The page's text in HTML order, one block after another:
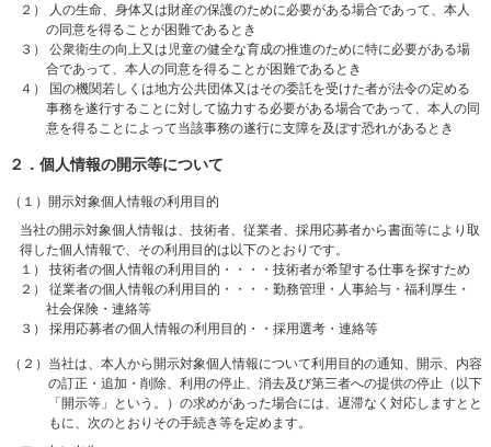
２） 人の生命、身体又は財産の保護のために必要がある場合であって、本人
の同意を得ることが困難であるとき
３） 公衆衛生の向上又は児童の健全な育成の推進のために特に必要がある場
合であって、本人の同意を得ることが困難であるとき
４） 国の機関若しくは地方公共団体又はその委託を受けた者が法令の定める
事務を遂行することに対して協力する必要がある場合であって、 本人の同
意を得ることによって当該事務の遂行に支障を及ぼす恐れがあるとき
２．個人情報の開示等について
（１）開示対象個人情報の利用目的
当社の開示対象個人情報は、技術者、従業者、採用応募者から書面等により取
得した個人情報で、その利用目的は以下のとおりです。
１） 技術者の個人情報の利用目的・・・・技術者が希望する仕事を探すため
２） 従業者の個人情報の利用目的・・・・勤務管理・人事給与・福利厚生・
社会保険・連絡等
３） 採用応募者の個人情報の利用目的・・採用選考・連絡等
（２）当社は、本人から開示対象個人情報について利用目的の通知、開示、内容
の訂正・追加・削除、利用の停止、消去及び第三者への提供の停止（以下
「開示等」という。）の求めがあった場合には、遅滞なく対応しますとと
もに、次のとおりその手続き等を定めます。